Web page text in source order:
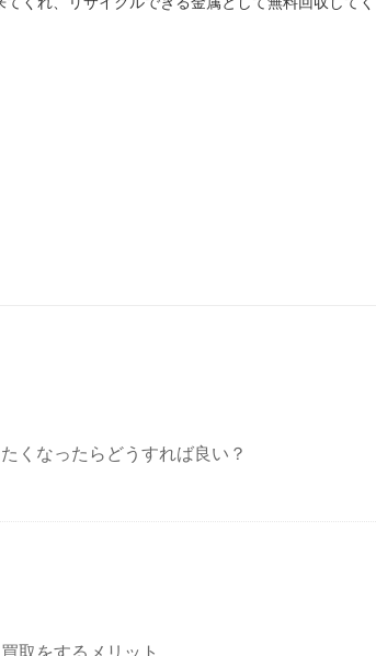
くなったらどうすれば良い？